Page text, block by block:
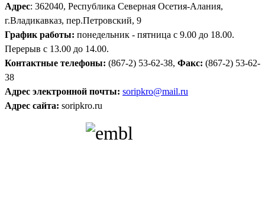
Адрес: 362040, Республика Северная Осетия-Алания,
г.Владикавказ, пер.Петровский, 9
График работы: понедельник - пятница с 9.00 до 18.00.
Перерыв с 13.00 до 14.00.
Контактные телефоны: (867-2) 53-62-38, Факс: (867-2) 53-62-
38
Адрес электронной почты: soripkro@mail.ru
Адрес сайта: soripkro.ru